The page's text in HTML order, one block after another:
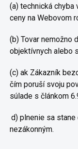
(a) technická
ceny na Webovom
(b) Tovar nemožno
objektívnych alebo
(c) ak Zákazník
čím poruší svoju
súlade s článkom
d) plnenie sa
nezákonným.